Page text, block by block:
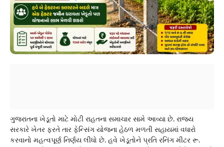
ગુજરાતના ખેડૂતો માટે મોટી રાહતના સમાચાર સામે આવ્યા છે. રાજ્ય
સરકારે ખેતર ફરતે તાર ફેન્સિંગ યોજના હેઠળ મળતી સહાયમાં વધારો
કરવાનો મહત્વપૂર્ણ નિર્ણય લીધો છે. હવે ખેડૂતોને પ્રતિ રનિંગ મીટર રૂ.